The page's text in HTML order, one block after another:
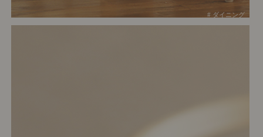
# ダイニング